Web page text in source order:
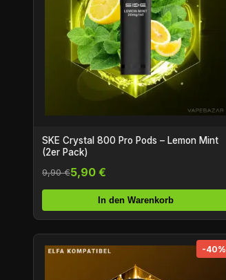
SKE Crystal 800 Pro Pods – Lemon Mint
(2er Pack)
9,90 €5,90 €
In den Warenkorb
-40%